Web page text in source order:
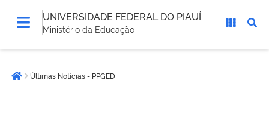
UNIVERSIDADE FEDERAL DO PIAUÍ
Ministério da Educação
está
aqui:Página inicial
Últimas Notícias - PPGED